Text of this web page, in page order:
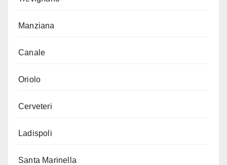
Manziana
Canale
Oriolo
Cerveteri
Ladispoli
Santa Marinella